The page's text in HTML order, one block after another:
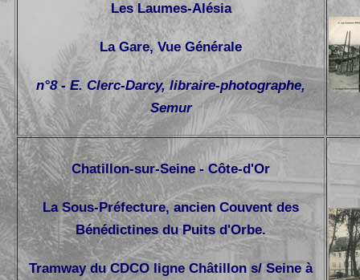
Les Laumes-Alésia
La Gare, Vue Générale
n°8 - E. Clerc-Darcy, libraire-photographe,
Semur
Chatillon-sur-Seine - Côte-d'Or
La Sous-Préfecture, ancien Couvent des
Bénédictines du Puits d'Orbe.
Tramway du CDCO ligne Châtillon s/ Seine à